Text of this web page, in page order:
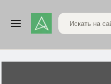
Поиск по